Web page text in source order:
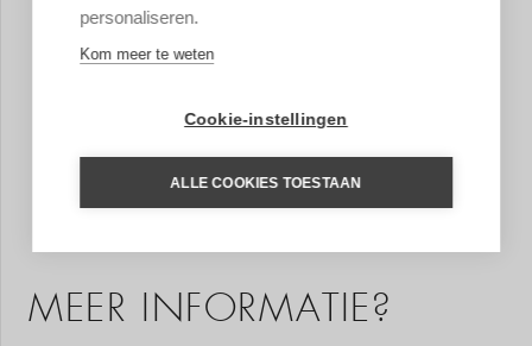
MEER INFORMATIE?
personaliseren.
Kom meer te weten
Cookie-instellingen
ALLE COOKIES TOESTAAN